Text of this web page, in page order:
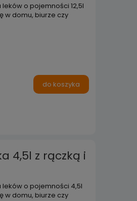
o pojemności 12,5l
w domu, biurze czy
do koszyka
4,5l z rączką i
o pojemności 4,5l
w domu, biurze czy